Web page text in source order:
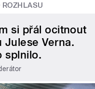
ROZHLASU
si přál ocitnout
Julese Verna.
splnilo.